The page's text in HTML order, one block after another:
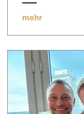
mehr